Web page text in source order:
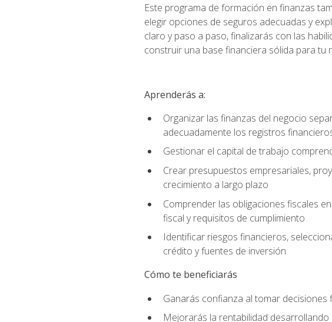
Este programa de formación en finanzas
elegir opciones de seguros adecuadas y
claro y paso a paso, finalizarás con las
construir una base financiera sólida para tu
Aprenderás a:
Organizar las finanzas del negocio
adecuadamente los registros
Gestionar el capital de trabajo
Crear presupuestos empresariales,
crecimiento a largo plazo
Comprender las obligaciones fiscales
fiscal y requisitos de cumplimiento
Identificar riesgos financieros,
crédito y fuentes de inversión
Cómo te beneficiarás
Ganarás confianza al tomar
Mejorarás la rentabilidad